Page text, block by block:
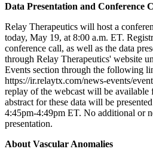
Data Presentation and Conference
Relay Therapeutics will host a
today, May 19, at 8:00 a.m. ET.
conference call, as well as the data
through Relay Therapeutics' website
Events section through the following
https://ir.relaytx.com/news-events/
replay of the webcast will be
abstract for these data will be
4:45pm-4:49pm ET. No additional or
presentation.
About Vascular Anomalies